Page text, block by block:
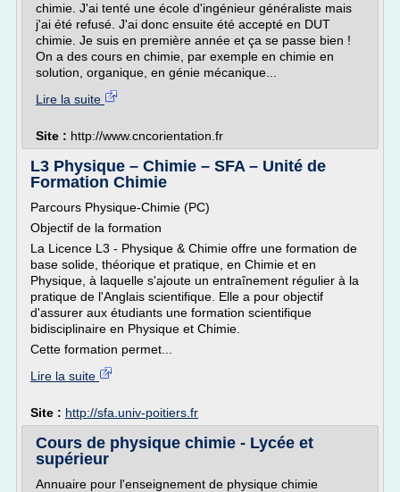
chimie. J'ai tenté une école d'ingénieur généraliste mais
j'ai été refusé. J'ai donc ensuite été accepté en DUT
chimie. Je suis en première année et ça se passe bien !
On a des cours en chimie, par exemple en chimie en
solution, organique, en génie mécanique...
Lire la suite
Site : http://www.cncorientation.fr
L3 Physique – Chimie – SFA – Unité de
Formation Chimie
Parcours Physique-Chimie (PC)
Objectif de la formation
La Licence L3 - Physique & Chimie offre une formation de
base solide, théorique et pratique, en Chimie et en
Physique, à laquelle s'ajoute un entraînement régulier à la
pratique de l'Anglais scientifique. Elle a pour objectif
d'assurer aux étudiants une formation scientifique
bidisciplinaire en Physique et Chimie.
Cette formation permet...
Lire la suite
Site : http://sfa.univ-poitiers.fr
Cours de physique chimie - Lycée et
supérieur
Annuaire pour l'enseignement de physique chimie